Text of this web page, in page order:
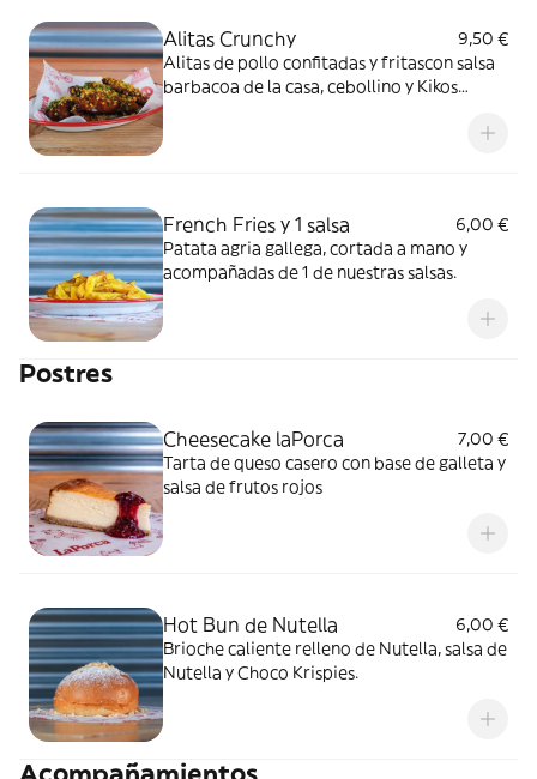
Alitas Crunchy
9,50 €
Alitas de pollo confitadas y fritascon salsa
barbacoa de la casa, cebollino y Kikos
French Fries y 1 salsa
6,00 €
Patata agria gallega, cortada a mano y
acompañadas de 1 de nuestras salsas.
Postres
Cheesecake laPorca
7,00 €
Tarta de queso casero con base de galleta y
salsa de frutos rojos
Hot Bun de Nutella
6,00 €
Brioche caliente relleno de Nutella, salsa de
Nutella y Choco Krispies.